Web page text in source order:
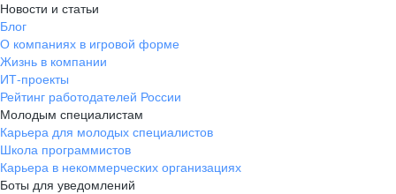
Новости и статьи
Блог
О компаниях в игровой форме
Жизнь в компании
ИТ-проекты
Рейтинг работодателей России
Молодым специалистам
Карьера для молодых специалистов
Школа программистов
Карьера в некоммерческих организациях
Боты для уведомлений